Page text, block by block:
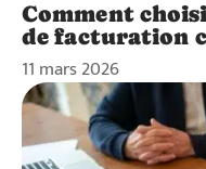
Comment
de facturation
11 mars 2026